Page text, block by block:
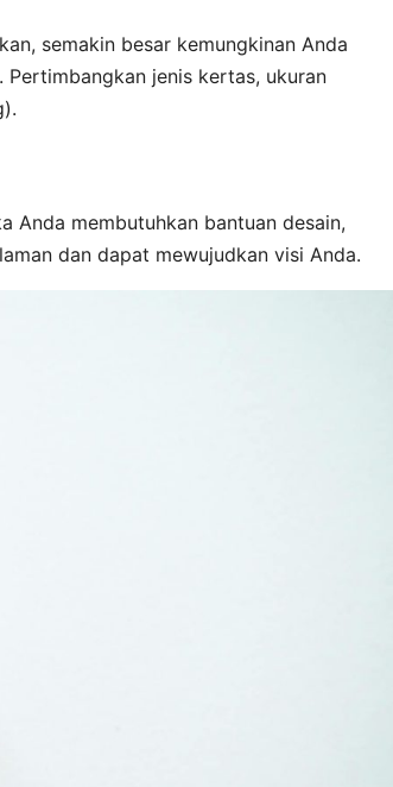
semakin besar kemungkinan Anda
Pertimbangkan jenis kertas, ukuran
Anda membutuhkan bantuan desain,
dan dapat mewujudkan visi Anda.